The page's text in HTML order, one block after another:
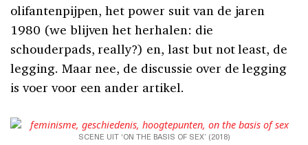
olifantenpijpen, het power suit van de jaren
1980 (we blijven het herhalen: die
schouderpads, really?) en, last but not least, de
legging. Maar nee, de discussie over de legging
is voer voor een ander artikel.
SCENE UIT ‘ON THE BASIS OF SEX’ (2018)